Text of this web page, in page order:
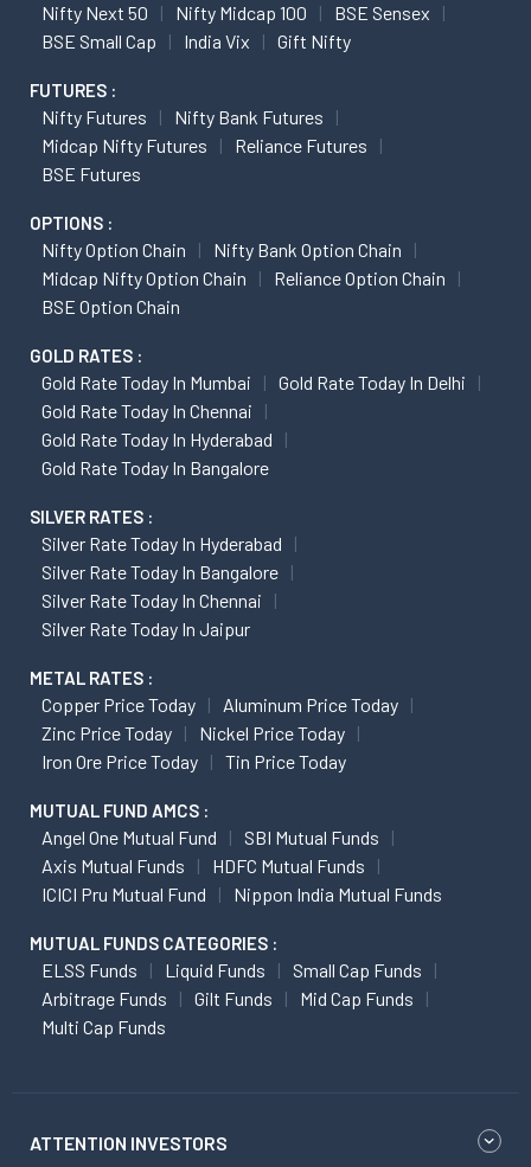
Nifty Next 50
Nifty Midcap 100
BSE Sensex
BSE Small Cap
India Vix Gift Nifty
FUTURES :
Nifty Futures
Nifty Bank Futures
Midcap Nifty Futures
Reliance Futures
BSE Futures
OPTIONS :
Nifty Option Chain
Nifty Bank Option Chain
Midcap Nifty Option Chain
Reliance Option Chain
BSE Option Chain
GOLD RATES :
Gold Rate Today In Mumbai
Gold Rate Today In Delhi
Gold Rate Today In Chennai
Gold Rate Today In Hyderabad
Gold Rate Today In Bangalore
SILVER RATES :
Silver Rate Today In Hyderabad
Silver Rate Today In Bangalore
Silver Rate Today In Chennai
Silver Rate Today In Jaipur
METAL RATES :
Copper Price Today
Aluminum Price Today
Zinc Price Today
Nickel Price Today
Iron Ore Price Today
Tin Price Today
MUTUAL FUND AMCS :
Angel One Mutual Fund
SBI Mutual Funds
Axis Mutual Funds
HDFC Mutual Funds
ICICI Pru Mutual Fund
Nippon India Mutual Funds
MUTUAL FUNDS CATEGORIES :
ELSS Funds Liquid Funds
Small Cap Funds
Arbitrage Funds
Gilt Funds
Mid Cap Funds
Multi Cap Funds
ATTENTION INVESTORS